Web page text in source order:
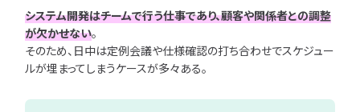
システム開発はチームで行う仕事であり、顧客や関係者との調整
が欠かせない。
そのため、日中は定例会議や仕様確認の打ち合わせでスケジュー
ルが埋まってしまうケースが多々ある。